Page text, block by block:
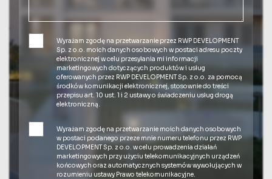
Wyrażam zgodę na przetwarzanie przez RWP DEVELOPMENT
Sp. z o.o. moich danych osobowych w postaci adresu poczty
elektronicznej w celu przesyłania mi informacji
marketingowych dotyczących produktów i usług
oferowanych przez RWP DEVELOPMENT Sp. z o.o. za pomocą
środków komunikacji elektronicznej, stosownie do treści
przepisu art. 10 ust. 1 i 2 ustawy o świadczeniu usług drogą
elektroniczną.
Wyrażam zgodę na przetwarzanie moich danych osobowych
w postaci podanego przeze mnie numeru telefonu przez RWP
DEVELOPMENT Sp. z o.o. w celu prowadzenia działań
marketingowych przy użyciu telekomunikacyjnych urządzeń
końcowych oraz automatycznych systemów wywołujących w
rozumieniu ustawy Prawo telekomunikacyjne.